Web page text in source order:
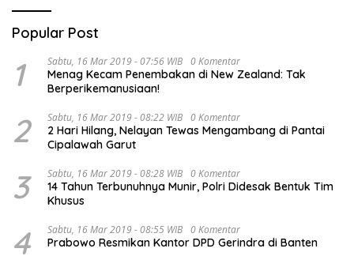
Popular Post
1 Sabtu, 16 Mar 2019 - 07:56 WIB 0 Komentar
Menag Kecam Penembakan di New Zealand: Tak
Berperikemanusiaan!
2 Sabtu, 16 Mar 2019 - 08:22 WIB 0 Komentar
2 Hari Hilang, Nelayan Tewas Mengambang di Pantai
Cipalawah Garut
3 Sabtu, 16 Mar 2019 - 08:28 WIB 0 Komentar
14 Tahun Terbunuhnya Munir, Polri Didesak Bentuk Tim
Khusus
4 Sabtu, 16 Mar 2019 - 08:55 WIB 0 Komentar
Prabowo Resmikan Kantor DPD Gerindra di Banten